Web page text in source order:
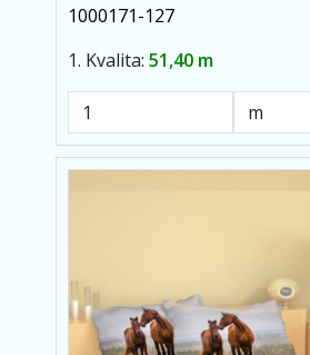
1000171-127
1. Kvalita: 51,40 m